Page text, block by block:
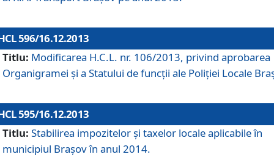
596/16.12.2013
Titlu: Modificarea H.C.L. nr. 106/2013, privind aprobarea
Organigramei şi a Statului de funcţii ale Poliţiei Locale
595/16.12.2013
Titlu: Stabilirea impozitelor şi taxelor locale aplicabile în
municipiul Braşov în anul 2014.